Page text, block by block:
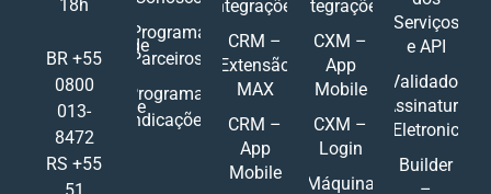
18h
BR +55
0800
013-
8472
RS +55
Programa
de
Parceiros
Programa
de
Indicações
Integrações
CRM –
Extensão
MAX
CRM –
App
Mobile
Integrações
CXM –
App
Mobile
CXM –
Login
Máquina
Serviços
e API
Validador
Assinatura
Eletronic
Builder
–